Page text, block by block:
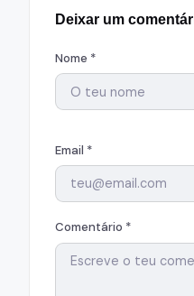
Deixar um
Nome *
Email *
Comentário *